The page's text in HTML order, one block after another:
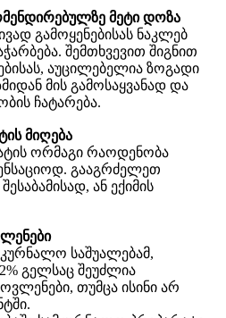
მეტი დოზა
გამოყენებისას ნაკლებ
შემთხვევით შიგნით
აუცილებელია ზოგადი
მის გამოსაყვანად და
ჩატარება.
მიღება
ორმაგი რაოდენობა
გააგრძელეთ
ან ექიმის
საშუალებამ,
გელსაც შეუძლია
თუმცა ისინი არ